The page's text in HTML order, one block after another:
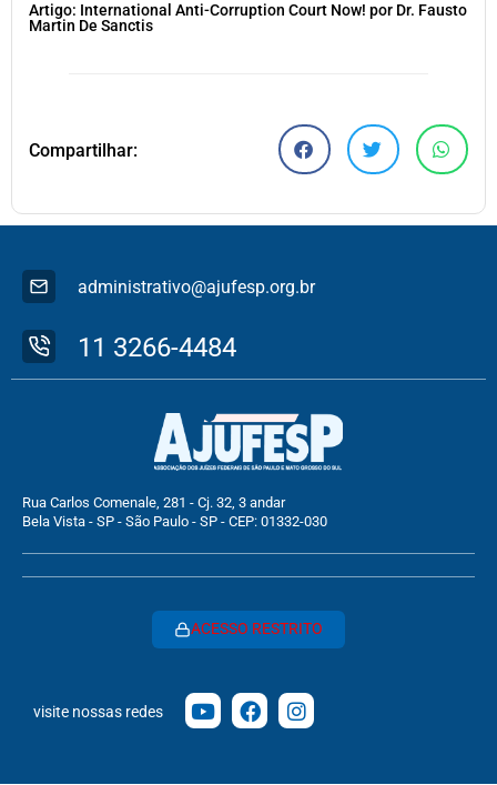
Artigo: International Anti-Corruption Court Now! por Dr. Fausto
Martin De Sanctis
Compartilhar:
administrativo@ajufesp.org.br
11 3266-4484
Rua Carlos Comenale, 281 - Cj. 32, 3 andar
Bela Vista - SP - São Paulo - SP - CEP: 01332-030
ACESSO RESTRITO
visite nossas redes